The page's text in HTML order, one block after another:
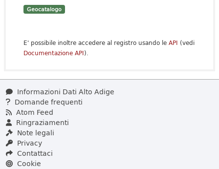
Geocatalogo
E' possibile inoltre accedere al registro usando le API (vedi
Documentazione API).
Informazioni Dati Alto Adige
Domande frequenti
Atom Feed
Ringraziamenti
Note legali
Privacy
Contattaci
Cookie